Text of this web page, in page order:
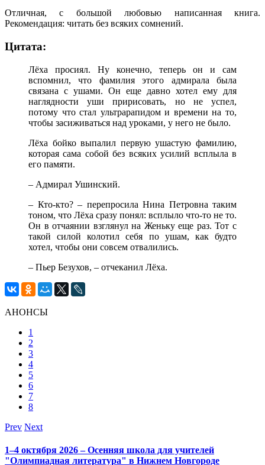
Отличная, с большой любовью написанная книга.
Рекомендация: читать без всяких сомнений.
Цитата:
Лёха просиял. Ну конечно, теперь он и сам
вспомнил, что фамилия этого адмирала была
связана с ушами. Он еще давно хотел ему для
наглядности уши пририсовать, но не успел,
потому что стал ультрарапидом и времени на то,
чтобы засиживаться над уроками, у него не было.
Лёха бойко выпалил первую ушастую фамилию,
которая сама собой без всяких усилий всплыла в
его памяти.
– Адмирал Ушинский.
– Кто-кто? – перепросила Нина Петровна таким
тоном, что Лёха сразу понял: всплыло что-то не то.
Он в отчаянии взглянул на Женьку еще раз. Тот с
такой силой колотил себя по ушам, как будто
хотел, чтобы они совсем отвалились.
– Пьер Безухов, – отчеканил Лёха.
АНОНСЫ
1
2
3
4
5
6
7
8
Prev Next
1–4 октября 2026 – Осенняя школа для учителей
"Олимпиадная литература" в Нижнем Новгороде